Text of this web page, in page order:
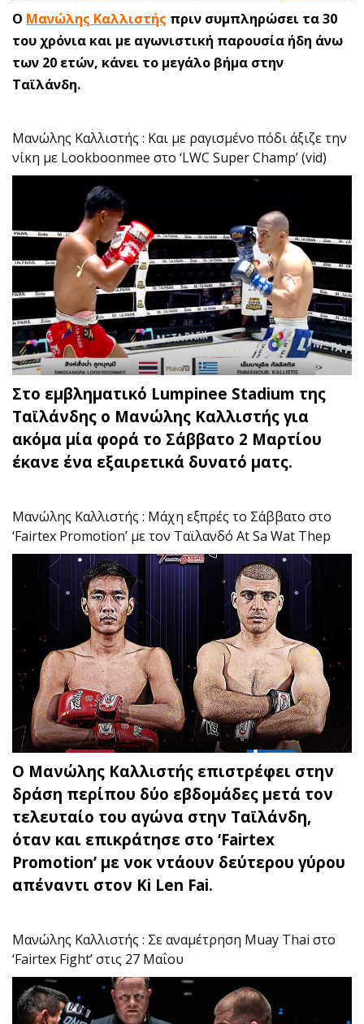
Ο Μανώλης Καλλιστής πριν συμπληρώσει τα 30
του χρόνια και με αγωνιστική παρουσία ήδη άνω
των 20 ετών, κάνει το μεγάλο βήμα στην
Ταϊλάνδη.
Μανώλης Καλλιστής : Και με ραγισμένο πόδι άξιζε την
νίκη με Lookboonmee στο ‘LWC Super Champ’ (vid)
Στο εμβληματικό Lumpinee Stadium της
Ταϊλάνδης ο Μανώλης Καλλιστής για
ακόμα μία φορά το Σάββατο 2 Μαρτίου
έκανε ένα εξαιρετικά δυνατό ματς.
Μανώλης Καλλιστής : Μάχη εξπρές το Σάββατο στο
‘Fairtex Promotion’ με τον Ταϊλανδό At Sa Wat Thep
Ο Μανώλης Καλλιστής επιστρέφει στην
δράση περίπου δύο εβδομάδες μετά τον
τελευταίο του αγώνα στην Ταϊλάνδη,
όταν και επικράτησε στο ‘Fairtex
Promotion’ με νοκ ντάουν δεύτερου γύρου
απέναντι στον Ki Len Fai.
Μανώλης Καλλιστής : Σε αναμέτρηση Muay Thai στο
‘Fairtex Fight’ στις 27 Μαΐου